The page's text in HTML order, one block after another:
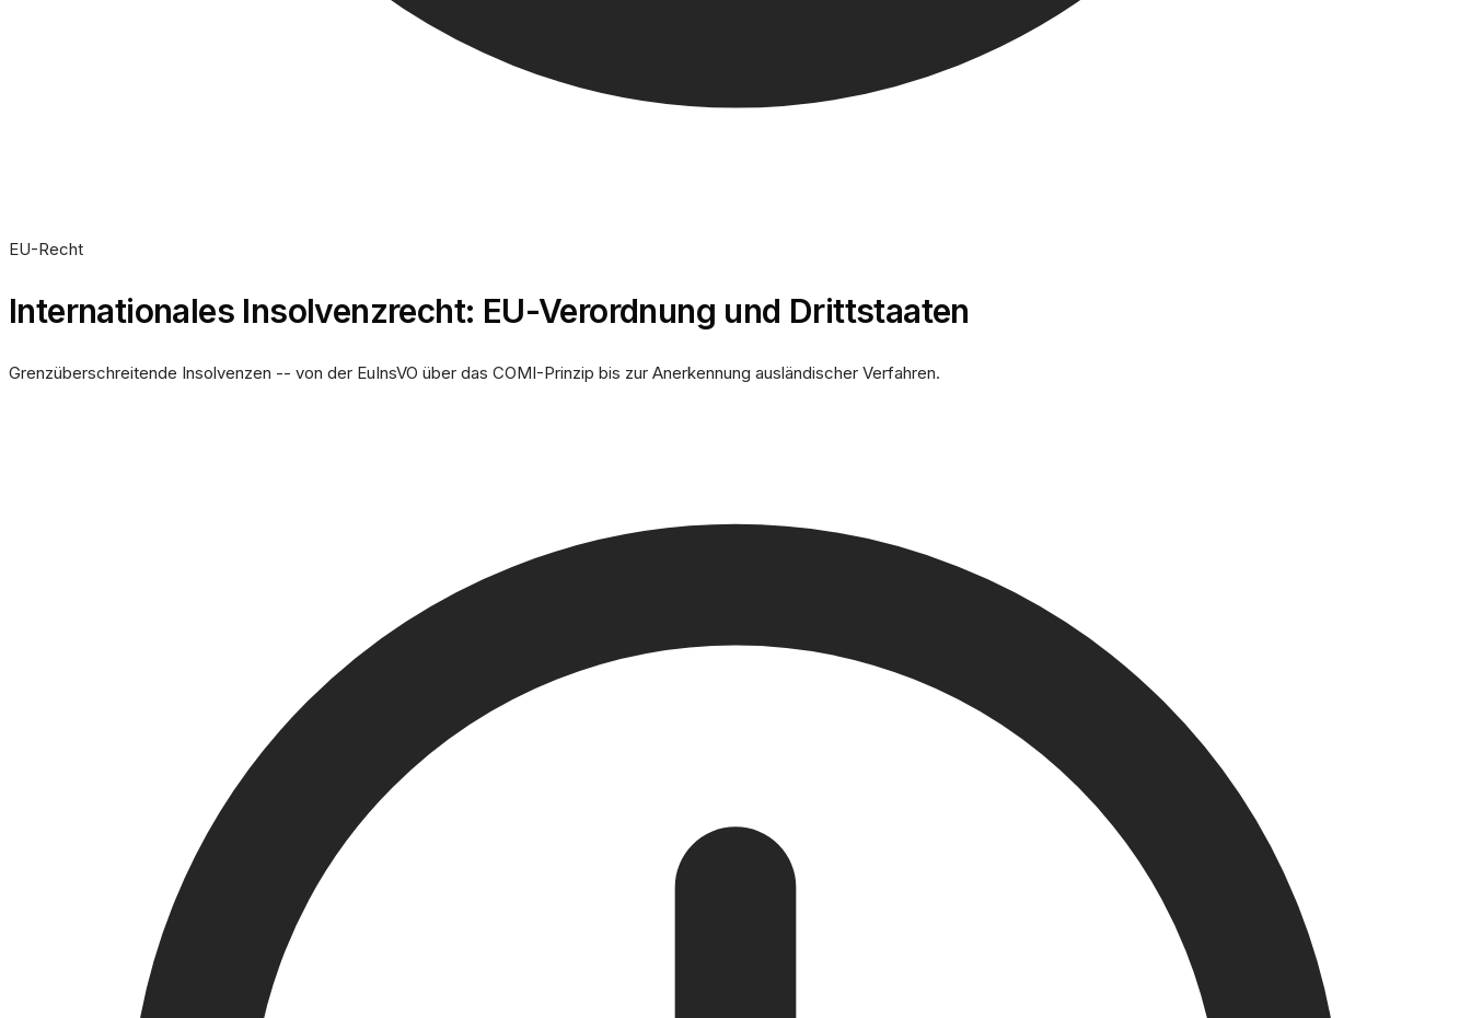
EU-Recht
Internationales Insolvenzrecht: EU-Verordnung und Drittstaaten
Grenzüberschreitende Insolvenzen -- von der EuInsVO über das COMI-Prinzip bis zur Anerkennung ausländischer Verfahren.